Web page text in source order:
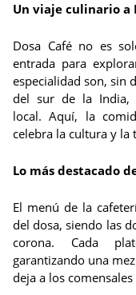
Un viaje culinario a
Dosa Café no es
entrada para
especialidad son, sin
del sur de la India,
local. Aquí, la
celebra la cultura y la
Lo más destacado
El menú de la
del dosa, siendo las
corona. Cada
garantizando una
deja a los